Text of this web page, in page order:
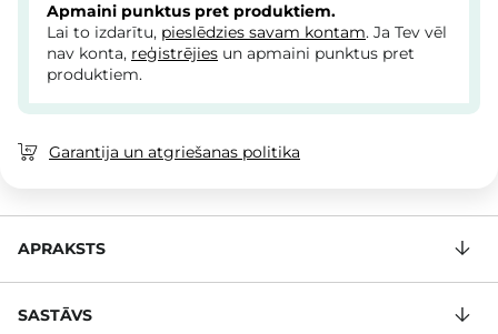
Apmaini punktus pret produktiem.
Lai to izdarītu, pieslēdzies savam kontam. Ja Tev vēl
nav konta, reģistrējies un apmaini punktus pret
produktiem.
Garantija un atgriešanas politika
APRAKSTS
SASTĀVS